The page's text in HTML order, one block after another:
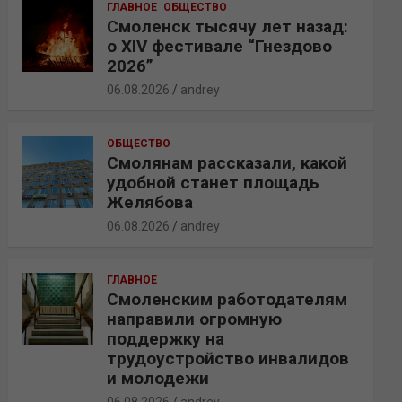
ГЛАВНОЕ ОБЩЕСТВО
Смоленск тысячу лет назад:
о XIV фестивале “Гнездово
2026”
06.08.2026 andrey
ОБЩЕСТВО
Смолянам рассказали, какой
удобной станет площадь
Желябова
06.08.2026 andrey
ГЛАВНОЕ
Смоленским работодателям
направили огромную
поддержку на
трудоустройство инвалидов
и молодежи